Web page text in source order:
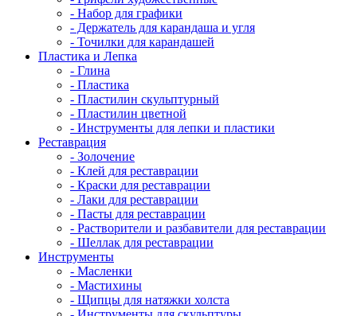
- Набор для графики
- Держатель для карандаша и угля
- Точилки для карандашей
Пластика и Лепка
- Глина
- Пластика
- Пластилин скульптурный
- Пластилин цветной
- Инструменты для лепки и пластики
Реставрация
- Золочение
- Клей для реставрации
- Краски для реставрации
- Лаки для реставрации
- Пасты для реставрации
- Растворители и разбавители для реставрации
- Шеллак для реставрации
Инструменты
- Масленки
- Мастихины
- Щипцы для натяжки холста